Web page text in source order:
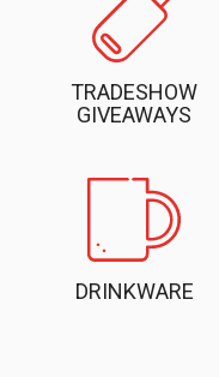
TRADESHOW
GIVEAWAYS
DRINKWARE